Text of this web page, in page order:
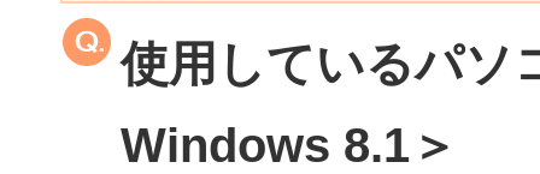
使用しているパソ
Windows 8.1＞